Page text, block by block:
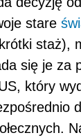
stare
staż),
się je za
który